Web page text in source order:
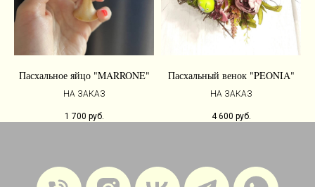
Пасхальное яйцо "MARRONE"
НА ЗАКАЗ
1 700 руб.
Пасхальный венок "PEONIA"
НА ЗАКАЗ
4 600 руб.